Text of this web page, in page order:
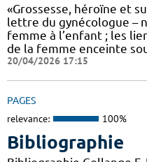
«Grossesse, héroïne et
lettre du gynécologue –
femme à l’enfant ; les
de la femme enceinte
20/04/2026 17:15
PAGES
relevance: 100%
Bibliographie